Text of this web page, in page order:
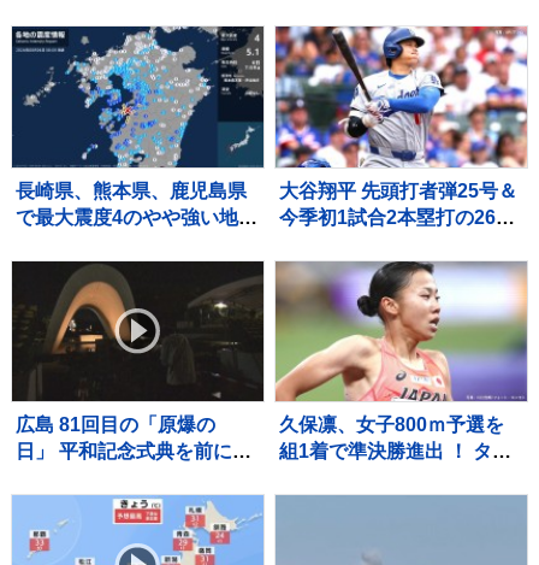
語られた日本発サイエンス
の可能性
変化 “仕事前のゆったり時
間” とは
長崎県、熊本県、鹿児島県
で最大震度4のやや強い地
県・八代市、宇城市、上天
大谷翔平 先頭打者弾25号＆
今季初1試合2本塁打の26号
逆転負けで今季ワースト更
新の6連敗 今永は8勝目
広島 81回目の「原爆の
日」 平和記念式典を前に犠
核廃絶訴えへ
久保凛、女子800ｍ予選を
組1着で準決勝進出 ！ タイ